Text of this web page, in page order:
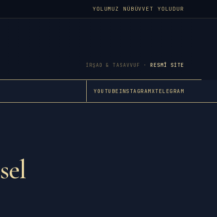
YOLUMUZ NÜBÜVVET YOLUDUR
İRŞAD & TASAVVUF · RESMÎ SITE
YOUTUBE INSTAGRAMXTELEGRAM